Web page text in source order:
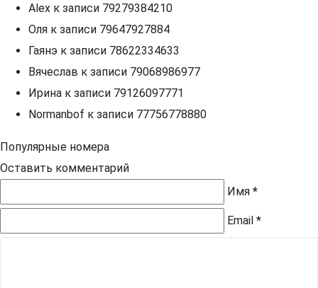
Alex к записи 79279384210
Оля к записи 79647927884
Гаянэ к записи 78622334633
Вячеслав к записи 79068986977
Ирина к записи 79126097771
Normanbof к записи 77756778880
Популярные номера
Оставить комментарий
Имя *
Email *